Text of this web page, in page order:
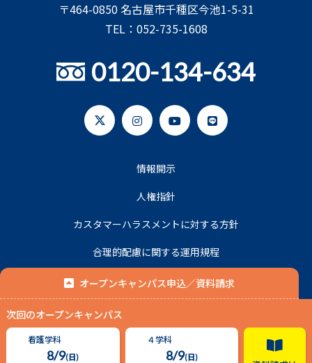
〒464-0850 名古屋市千種区今池1-5-31
TEL：052-735-1608
0120-134-634
情報開示
人権指針
カスタマーハラスメントに対する方針
合理的配慮に関する運用規程
プライバシーポリシー
© 2020 名古屋平成看護医療専門学校.
オープンキャンパス申込／資料請求
次回のオープンキャンパス
看護学科
8/9(日)
４学科
8/9(日)